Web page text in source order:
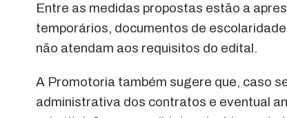
Entre as medidas propostas estão a
temporários, documentos de
não atendam aos requisitos do edital.
A Promotoria também sugere que, caso
administrativa dos contratos e eventual